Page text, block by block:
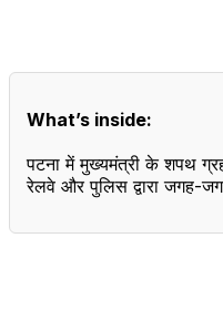
What’s inside:
पटना में मुख्यमंत्री के शपथ
रेलवे और पुलिस द्वारा जगह-